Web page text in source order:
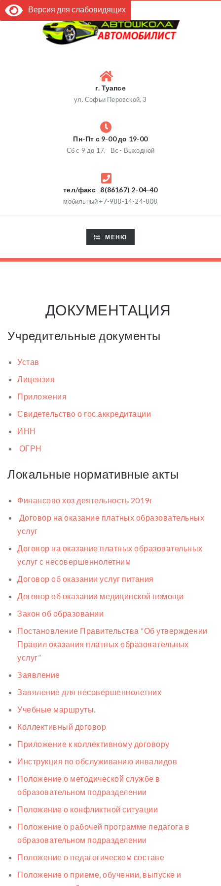
г. Туапсе
ул. Софьи Перовской, 3
Пн-Пт с 9-00 до 19-00
Сб с 9 до 17, Вc - Выходной
тел/факс 8(86167) 2-04-40
мобильный +7-988-14-24-808
TOGGLE
NAVIGATION
МЕНЮ
ДОКУМЕНТАЦИЯ
Учредительные документы
Устав
Лицензия
Приложения
Свидетельство о гос.аккредитации
ИНН
ОГРН
Локальные нормативные акты
Финансово хоз деятельность 2019г
Договор на оказание платных образовательных
услуг
Договор на оказание платных образовательных
услуг с несовершеннолетним
Договор об оказании услуг питания
Договор об оказании медицинской помощи
Закон об образовании
Постановление Правительства “Об утверждении
Правил оказания платных образовательных
услуг”
Заявление
Завяление для несовершеннолетних
Учебные маршруты.
Коллективный договор
Приложение к коллективному договору
Инструкция по обслуживанию инвалидов
Положение о методической службе в
образовательном подразделении
Положение о конфликтной ситуации
Положение о рабочей программе педагога в
образовательном подразделении
Положение о педагогическом составе
Положение о приеме, обучении, выпуске и
Версия для слабовидящих